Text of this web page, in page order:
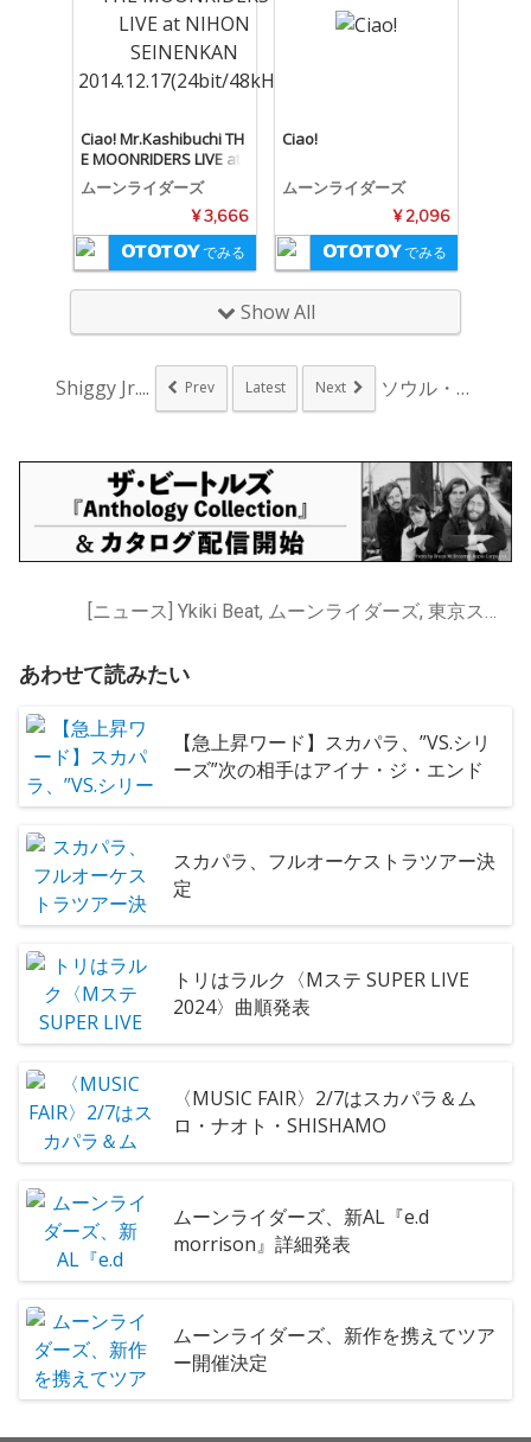
Ciao! Mr.Kashibuchi TH
E MOONRIDERS LIVE at
NIHON SEINENKAN 201
4.12.17(24bit/48kHz)
ムーンライダーズ
¥ 3,666
でみる
Ciao!
ムーンライダーズ
¥ 2,096
でみる
Show All
Shiggy Jr.... Prev Latest Next ソウル・フラワー・ユ...
[ニュース] Ykiki Beat, ムーンライダーズ, 東京スカパラダイスオーケストラ
あわせて読みたい
【急上昇ワード】スカパラ、”VS.シリ
ーズ”次の相手はアイナ・ジ・エンド
スカパラ、フルオーケストラツアー決
定
トリはラルク〈Mステ SUPER LIVE
2024〉曲順発表
〈MUSIC FAIR〉2/7はスカパラ＆ム
ロ・ナオト・SHISHAMO
ムーンライダーズ、新AL『e.d
morrison』詳細発表
ムーンライダーズ、新作を携えてツア
ー開催決定